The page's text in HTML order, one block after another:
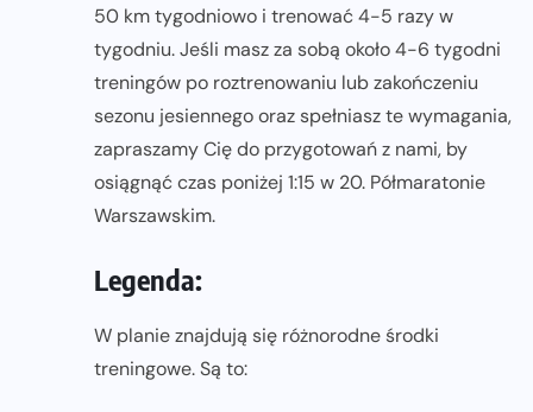
50 km tygodniowo i trenować 4-5 razy w
tygodniu. Jeśli masz za sobą około 4-6 tygodni
treningów po roztrenowaniu lub zakończeniu
sezonu jesiennego oraz spełniasz te wymagania,
zapraszamy Cię do przygotowań z nami, by
osiągnąć czas poniżej 1:15 w 20. Półmaratonie
Warszawskim.
Legenda:
W planie znajdują się różnorodne środki
treningowe. Są to: